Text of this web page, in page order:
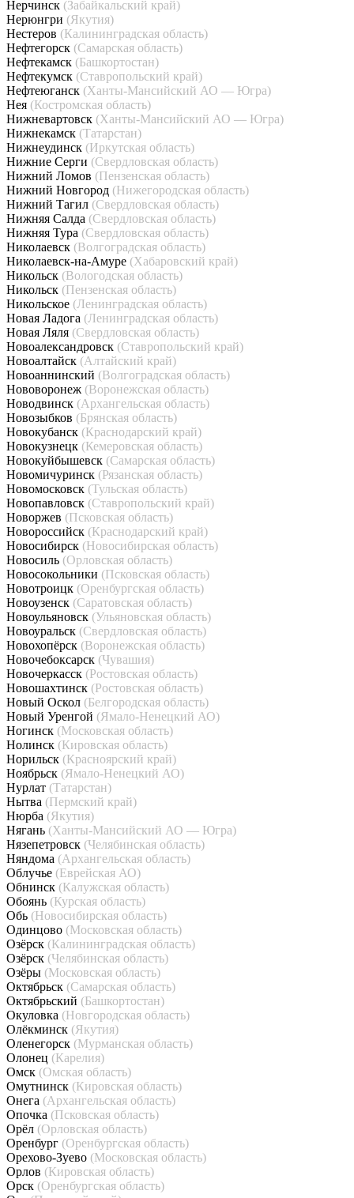
Нерчинск (Забайкальский край)
Нерюнгри (Якутия)
Нестеров (Калининградская область)
Нефтегорск (Самарская область)
Нефтекамск (Башкортостан)
Нефтекумск (Ставропольский край)
Нефтеюганск (Ханты-Мансийский АО — Югра)
Нея (Костромская область)
Нижневартовск (Ханты-Мансийский АО — Югра)
Нижнекамск (Татарстан)
Нижнеудинск (Иркутская область)
Нижние Серги (Свердловская область)
Нижний Ломов (Пензенская область)
Нижний Новгород (Нижегородская область)
Нижний Тагил (Свердловская область)
Нижняя Салда (Свердловская область)
Нижняя Тура (Свердловская область)
Николаевск (Волгоградская область)
Николаевск-на-Амуре (Хабаровский край)
Никольск (Вологодская область)
Никольск (Пензенская область)
Никольское (Ленинградская область)
Новая Ладога (Ленинградская область)
Новая Ляля (Свердловская область)
Новоалександровск (Ставропольский край)
Новоалтайск (Алтайский край)
Новоаннинский (Волгоградская область)
Нововоронеж (Воронежская область)
Новодвинск (Архангельская область)
Новозыбков (Брянская область)
Новокубанск (Краснодарский край)
Новокузнецк (Кемеровская область)
Новокуйбышевск (Самарская область)
Новомичуринск (Рязанская область)
Новомосковск (Тульская область)
Новопавловск (Ставропольский край)
Новоржев (Псковская область)
Новороссийск (Краснодарский край)
Новосибирск (Новосибирская область)
Новосиль (Орловская область)
Новосокольники (Псковская область)
Новотроицк (Оренбургская область)
Новоузенск (Саратовская область)
Новоульяновск (Ульяновская область)
Новоуральск (Свердловская область)
Новохопёрск (Воронежская область)
Новочебоксарск (Чувашия)
Новочеркасск (Ростовская область)
Новошахтинск (Ростовская область)
Новый Оскол (Белгородская область)
Новый Уренгой (Ямало-Ненецкий АО)
Ногинск (Московская область)
Нолинск (Кировская область)
Норильск (Красноярский край)
Ноябрьск (Ямало-Ненецкий АО)
Нурлат (Татарстан)
Нытва (Пермский край)
Нюрба (Якутия)
Нягань (Ханты-Мансийский АО — Югра)
Нязепетровск (Челябинская область)
Няндома (Архангельская область)
Облучье (Еврейская АО)
Обнинск (Калужская область)
Обоянь (Курская область)
Обь (Новосибирская область)
Одинцово (Московская область)
Озёрск (Калининградская область)
Озёрск (Челябинская область)
Озёры (Московская область)
Октябрьск (Самарская область)
Октябрьский (Башкортостан)
Окуловка (Новгородская область)
Олёкминск (Якутия)
Оленегорск (Мурманская область)
Олонец (Карелия)
Омск (Омская область)
Омутнинск (Кировская область)
Онега (Архангельская область)
Опочка (Псковская область)
Орёл (Орловская область)
Оренбург (Оренбургская область)
Орехово-Зуево (Московская область)
Орлов (Кировская область)
Орск (Оренбургская область)